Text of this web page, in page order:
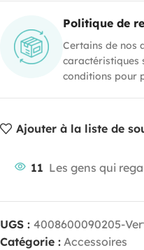
Politique de
Certains de nos
caractéristiques
conditions pour
Ajouter à la liste de
11 Les gens qui
UGS : 4008600090205-
Catégorie : Accessoires